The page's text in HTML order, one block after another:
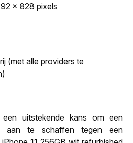
x 828 pixels
(met alle providers te
uitstekende kans om een
aan te schaffen tegen een